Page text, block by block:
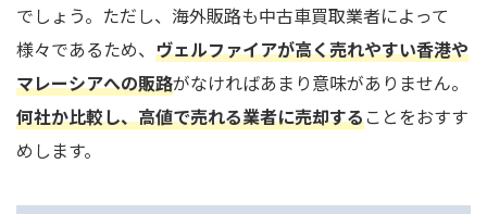
でしょう。ただし、海外販路も中古車買取業者によって
様々であるため、 ヴェルファイアが高く売れやすい香港や
マレーシアへの販路がなければあまり意味がありません。
何社か比較し、高値で売れる業者に売却することをおすす
めします。